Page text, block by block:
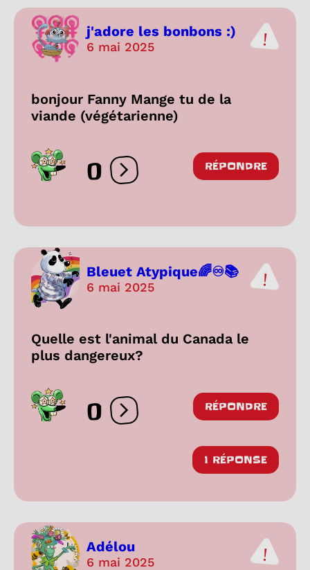
j'adore les bonbons :)
6 mai 2025
bonjour Fanny Mange tu de la
viande (végétarienne)
0 Ouvrir les réactions
RÉPONDRE
Bleuet Atypique🌈♾️📚
6 mai 2025
Quelle est l'animal du Canada le
plus dangereux?
0 Ouvrir les réactions
RÉPONDRE
1 RÉPONSE
Adélou
6 mai 2025